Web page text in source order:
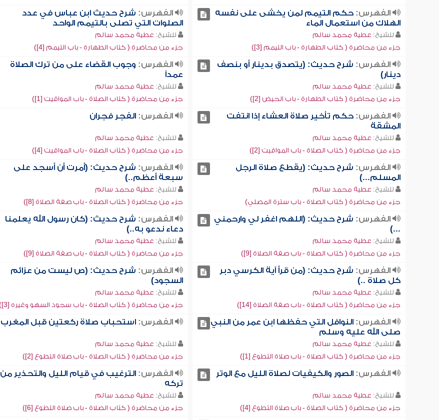
الفهرس:حكم التيمم لمن يخشى على نفسه
الهلاك من استعمال الماء
للشيخ: عطية محمد سالم
جزء من محاضرة ( كتاب الطهارة - باب التيمم [3])
الفهرس: شرح حديث ابن عباس في عدد
الصلوات التي تصلى بالتيمم الواحد
للشيخ: عطية محمد سالم
جزء من محاضرة ( كتاب الطهارة - باب التيمم [4])
الفهرس: شرح حديث: (يتصدق بدينار أو بنصف
دينار)
للشيخ: عطية محمد سالم
جزء من محاضرة ( كتاب الطهارة - باب الحيض [2])
الفهرس: وجوب القضاء على من ترك الصلاة
عمداً
للشيخ: عطية محمد سالم
جزء من محاضرة ( كتاب الصلاة - باب المواقيت [1])
الفهرس:حكم تأخير صلاة العشاء إذا انتفت
المشقة
للشيخ: عطية محمد سالم
جزء من محاضرة ( كتاب الصلاة - باب المواقيت [2])
الفهرس: الفجر فجران
للشيخ: عطية محمد سالم
جزء من محاضرة ( كتاب الصلاة - باب المواقيت [4])
الفهرس: شرح حديث: (يقطع صلاة الرجل
المسلم...)
للشيخ: عطية محمد سالم
جزء من محاضرة ( كتاب الصلاة - باب سترة المصلي)
الفهرس: شرح حديث: (أمرت أن أسجد على
سبعة أعظم..)
للشيخ: عطية محمد سالم
جزء من محاضرة ( كتاب الصلاة - باب صفة الصلاة [8])
الفهرس: شرح حديث: (اللهم اغفر لي وارحمني
...)
للشيخ: عطية محمد سالم
جزء من محاضرة ( كتاب الصلاة - باب صفة الصلاة [9])
الفهرس: شرح حديث: (كان رسول الله يعلمنا
دعاء ندعو به..)
للشيخ: عطية محمد سالم
جزء من محاضرة ( كتاب الصلاة - باب صفة الصلاة [9])
الفهرس: شرح حديث: (من قرأ آية الكرسي دبر
كل صلاة ..)
للشيخ: عطية محمد سالم
جزء من محاضرة ( كتاب الصلاة - باب صفة الصلاة [14])
الفهرس: شرح حديث: (ص ليست من عزائم
السجود)
للشيخ: عطية محمد سالم
جزء من محاضرة ( كتاب الصلاة - باب سجود السهو وغيره [3])
الفهرس:النوافل التي حفظها ابن عمر من النبي
صلى الله عليه وسلم
للشيخ: عطية محمد سالم
جزء من محاضرة ( كتاب الصلاة - باب صلاة التطوع [1])
الفهرس: استحباب صلاة ركعتين قبل المغرب
للشيخ: عطية محمد سالم
جزء من محاضرة ( كتاب الصلاة - باب صلاة التطوع [2])
الفهرس:الصور والكيفيات لصلاة الليل مع الوتر
للشيخ: عطية محمد سالم
جزء من محاضرة ( كتاب الصلاة - باب صلاة التطوع [4])
الفهرس: الترغيب في قيام الليل والتحذير من
تركه
للشيخ: عطية محمد سالم
جزء من محاضرة ( كتاب الصلاة - باب صلاة التطوع [6])